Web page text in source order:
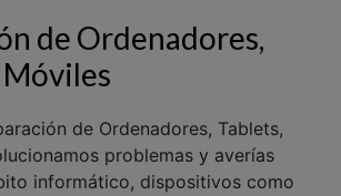
de Ordenadores,
de Ordenadores, Tablets,
problemas y averías
informático, dispositivos como